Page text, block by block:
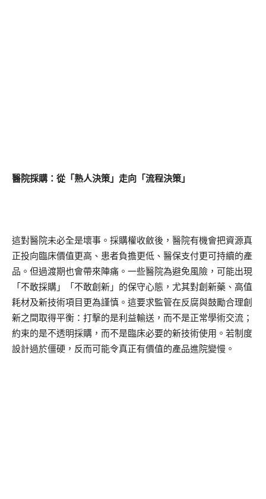
醫院採購：從「熟人決策」走向「流程決策」
這對醫院未必全是壞事。採購權收斂後，醫院有機會把資源真
正投向臨床價值更高、患者負擔更低、醫保支付更可持續的產
品。但過渡期也會帶來陣痛。一些醫院為避免風險，可能出現
「不敢採購」「不敢創新」的保守心態，尤其對創新藥、高值
耗材及新技術項目更為謹慎。這要求監管在反腐與鼓勵合理創
新之間取得平衡：打擊的是利益輸送，而不是正常學術交流；
約束的是不透明採購，而不是臨床必要的新技術使用。若制度
設計過於僵硬，反而可能令真正有價值的產品進院變慢。